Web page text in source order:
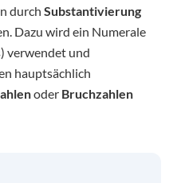
durch Substantivierung
Dazu wird ein Numerale
verwendet und
hauptsächlich
oder Bruchzahlen